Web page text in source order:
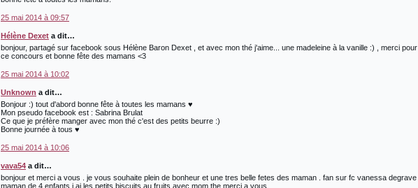
25 mai 2014 à 09:57
Hélène Dexet a dit…
bonjour, partagé sur facebook sous Hélène Baron Dexet , et avec mon thé j'aime... une madeleine à la vanille :) , merci pour
ce concours et bonne fête des mamans <3
25 mai 2014 à 10:02
Unknown a dit…
Bonjour :) tout d'abord bonne fête à toutes les mamans ♥
Mon pseudo facebook est : Sabrina Brulat
Ce que je préfère manger avec mon thé c'est des petits beurre :)
Bonne journée à tous ♥
25 mai 2014 à 10:06
vava54 a dit…
bonjour et merci a vous . je vous souhaite plein de bonheur et une tres belle fetes des maman . fan sur fc vanessa degrave .
maman de 4 enfants j ai les petits biscuits au fruits avec mom the merci a vous